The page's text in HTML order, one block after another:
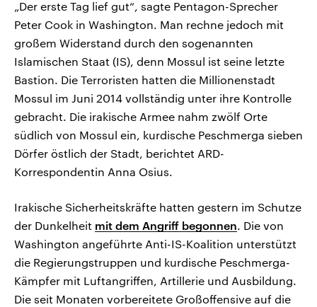
„Der erste Tag lief gut“, sagte Pentagon-Sprecher
Peter Cook in Washington. Man rechne jedoch mit
großem Widerstand durch den sogenannten
Islamischen Staat (IS), denn Mossul ist seine letzte
Bastion. Die Terroristen hatten die Millionenstadt
Mossul im Juni 2014 vollständig unter ihre Kontrolle
gebracht. Die irakische Armee nahm zwölf Orte
südlich von Mossul ein, kurdische Peschmerga sieben
Dörfer östlich der Stadt, berichtet ARD-
Korrespondentin Anna Osius.
Irakische Sicherheitskräfte hatten gestern im Schutze
der Dunkelheit mit dem Angriff begonnen. Die von
Washington angeführte Anti-IS-Koalition unterstützt
die Regierungstruppen und kurdische Peschmerga-
Kämpfer mit Luftangriffen, Artillerie und Ausbildung.
Die seit Monaten vorbereitete Großoffensive auf die